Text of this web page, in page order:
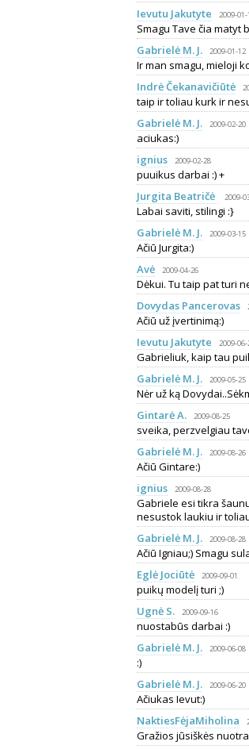
Ievutu Jakutyte
2009-01-
Smagu Tave čia matyt
Gabrielė M. J.
2009-01-12
Ir man smagu, mieloji
Indrė Čekanavičiūtė
taip ir toliau kurk ir
Gabrielė M. J.
2009-02-20
aciukas:)
ignius
2009-02-28
puuikus darbai :) +
Jurgita Beatričė
2009-
Labai saviti, stilingi :}
Gabrielė M. J.
2009-03-15
Ačiū Jurgita:)
Avė
2009-04-26
Dėkui. Tu taip pat turi
Dovydas Pancerovas
Ačiū už įvertinimą:)
Ievutu Jakutyte
2009-06-
Gabrieliuk, kaip tau
Gabrielė M. J.
2009-05-25
Nėr už ką
Gintarė A.
2009-08-25
sveika, perzvelgiau
Gabrielė M. J.
2009-08-26
Ačiū Gintare:)
ignius
2009-08-28
Gabriele esi tikra
nesustok laukiu ir
Gabrielė M. J.
2009-08-28
Ačiū Igniau;) Smagu
Eglė Jociūtė
2009-09-01
puikų modelį turi ;)
Ugnė S.
2009-09-16
nuostabūs darbai :)
Gabrielė M. J.
2009-06-08
:)
Gabrielė M. J.
2009-06-20
Ačiukas Ievut:)
NaktiesFėjaMiholina
Gražios jūsiškės